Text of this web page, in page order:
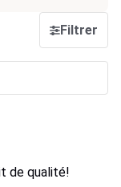
Filtrer
de qualité!